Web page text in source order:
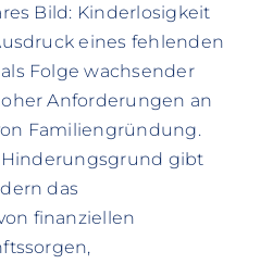
Bild: Kinderlosigkeit
eines fehlenden
Folge wachsender
Anforderungen an
Familiengründung.
gibt
das
finanziellen